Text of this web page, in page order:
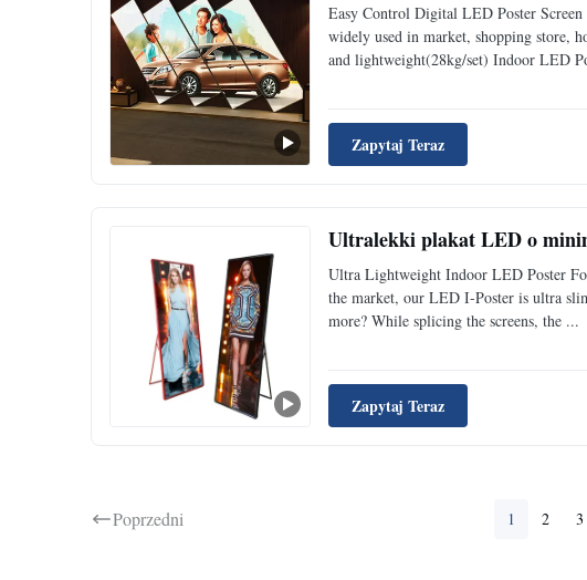
Easy Control Digital LED Poster
widely used in market, shopping store,
and lightweight(28kg/set) Indoor LED
Zapytaj Teraz
Ultralekki plakat LED o
Ultra Lightweight Indoor LED Poster
the market, our LED I-Poster is ultra
more? While splicing the screens, the ...
Zapytaj Teraz
Poprzedni 1 2 3